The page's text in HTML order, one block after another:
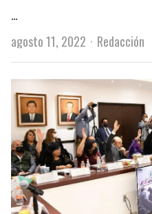
…
agosto 11, 2022
Author
Redacción